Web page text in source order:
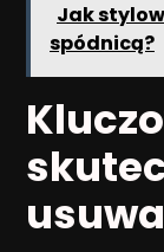
Jak
spódnicą?